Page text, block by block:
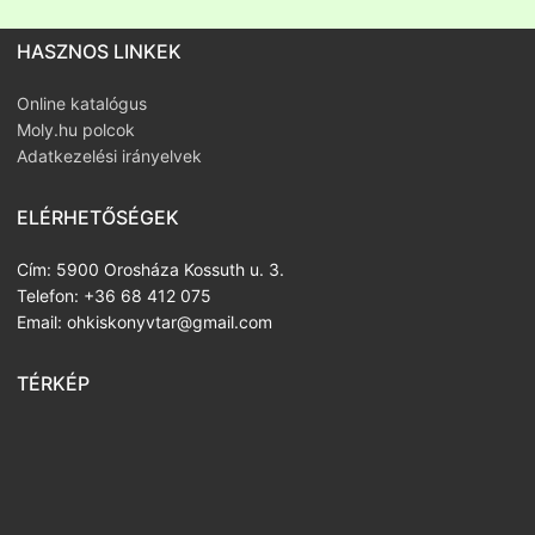
HASZNOS LINKEK
Online katalógus
Moly.hu polcok
Adatkezelési irányelvek
ELÉRHETŐSÉGEK
Cím: 5900 Orosháza Kossuth u. 3.
Telefon: +36 68 412 075
Email: ohkiskonyvtar@gmail.com
TÉRKÉP